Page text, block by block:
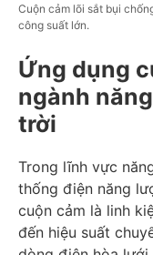
Cuộn cảm lõi sắt bụi
công suất lớn.
Ứng dụng
ngành
trời
Trong lĩnh vực
thống điện năng
cuộn cảm là linh
đến hiệu suất